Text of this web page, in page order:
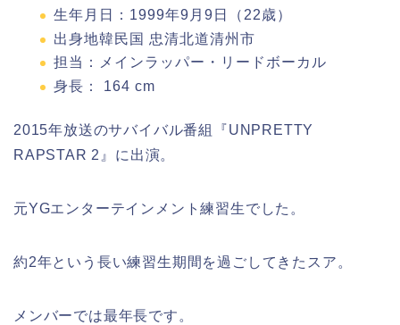
生年月日：1999年9月9日（22歳）
出身地韓民国 忠清北道清州市
担当：メインラッパー・リードボーカル
身長： 164 cm
2015年放送のサバイバル番組『UNPRETTY
RAPSTAR 2』に出演。
元YGエンターテインメント練習生でした。
約2年という長い練習生期間を過ごしてきたスア。
メンバーでは最年長です。